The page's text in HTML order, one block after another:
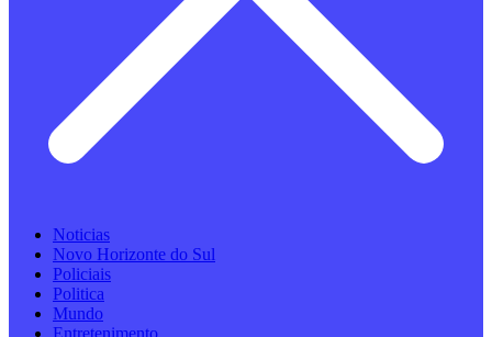
Noticias
Novo Horizonte do Sul
Policiais
Politica
Mundo
Entretenimento